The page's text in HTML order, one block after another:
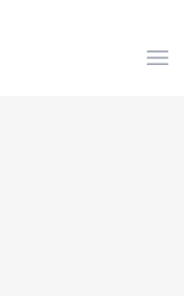
Evénements et